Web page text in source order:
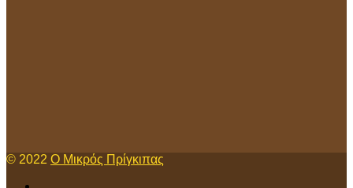
© 2022 Ο Μικρός Πρίγκιπας